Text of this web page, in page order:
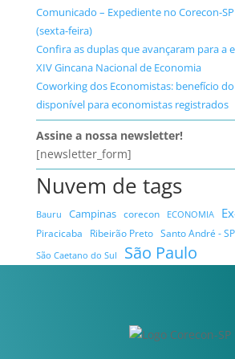
Comunicado – Expediente no Corecon-
(sexta-feira)
Confira as duplas que avançaram para a
XIV Gincana Nacional de Economia
Coworking dos Economistas: benefício
disponível para economistas registrados
Assine a nossa newsletter!
[newsletter_form]
Nuvem de tags
Bauru Campinas corecon ECONOMIA
Piracicaba Ribeirão Preto Santo André - SP
São Caetano do Sul
São Paulo